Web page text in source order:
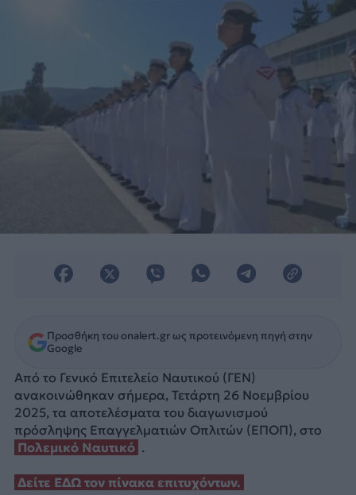
Προσθήκη του onalert.gr ως προτεινόμενη πηγή στην
Google
Από το Γενικό Επιτελείο Ναυτικού (ΓΕΝ)
ανακοινώθηκαν σήμερα, Τετάρτη 26 Νοεμβρίου
2025, τα αποτελέσματα του διαγωνισμού
πρόσληψης Επαγγελματιών Οπλιτών (ΕΠΟΠ), στο
Πολεμικό Ναυτικό .
Δείτε ΕΔΩ τον πίνακα επιτυχόντων.